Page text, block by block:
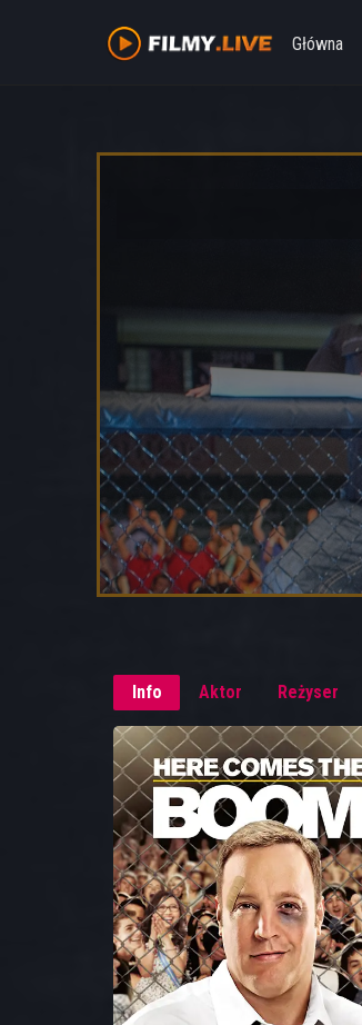
Główna
Info Aktor Reżyser